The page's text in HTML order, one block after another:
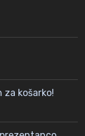
košarko!